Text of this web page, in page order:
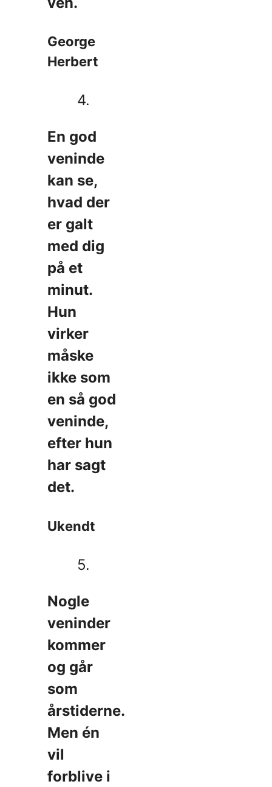
George
Herbert
4.
En god
veninde
kan se,
hvad der
er galt
med dig
på et
minut.
Hun
virker
måske
ikke som
en så god
veninde,
efter hun
har sagt
det.
Ukendt
5.
Nogle
veninder
kommer
og går
som
årstiderne.
Men én
vil
forblive i